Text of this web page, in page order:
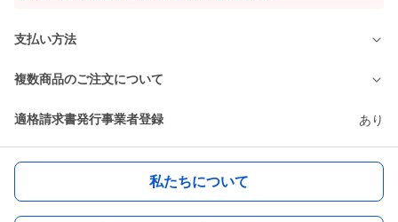
支払い方法
複数商品のご注文について
適格請求書発行事業者登録 あり
私たちについて